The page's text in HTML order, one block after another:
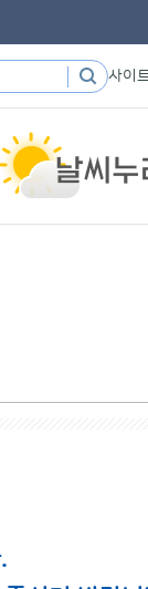
사이